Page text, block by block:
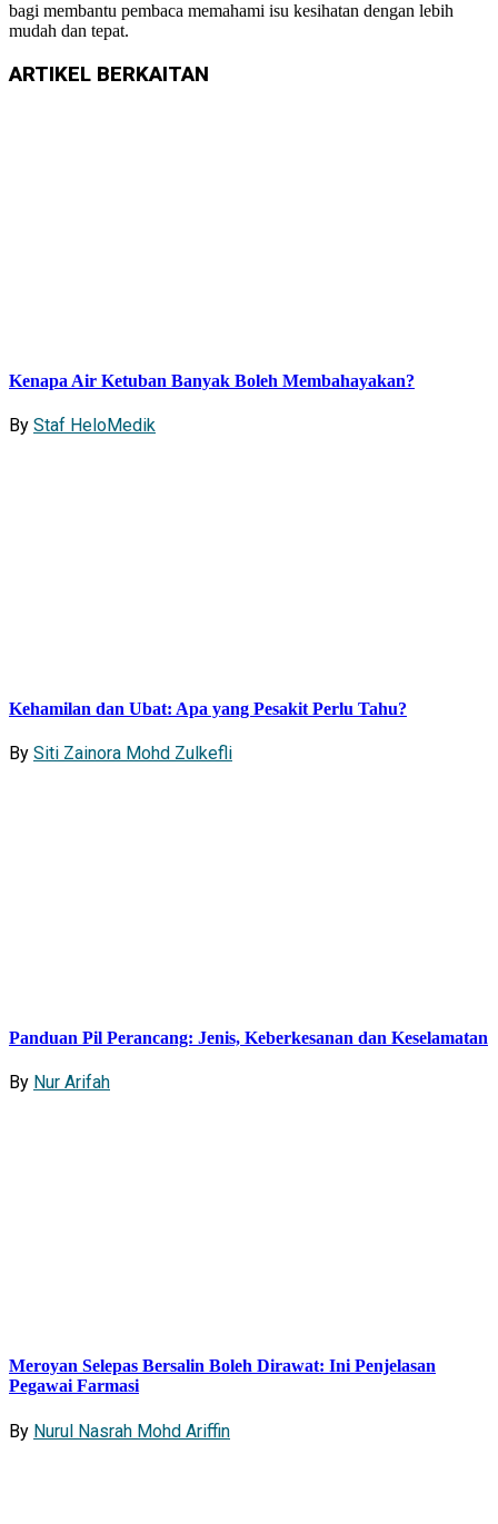
bagi membantu pembaca memahami isu kesihatan dengan lebih
mudah dan tepat.
ARTIKEL BERKAITAN
Kenapa Air Ketuban Banyak Boleh Membahayakan?
By Staf HeloMedik
Kehamilan dan Ubat: Apa yang Pesakit Perlu Tahu?
By Siti Zainora Mohd Zulkefli
Panduan Pil Perancang: Jenis, Keberkesanan dan Keselamatan
By Nur Arifah
Meroyan Selepas Bersalin Boleh Dirawat: Ini Penjelasan
Pegawai Farmasi
By Nurul Nasrah Mohd Ariffin